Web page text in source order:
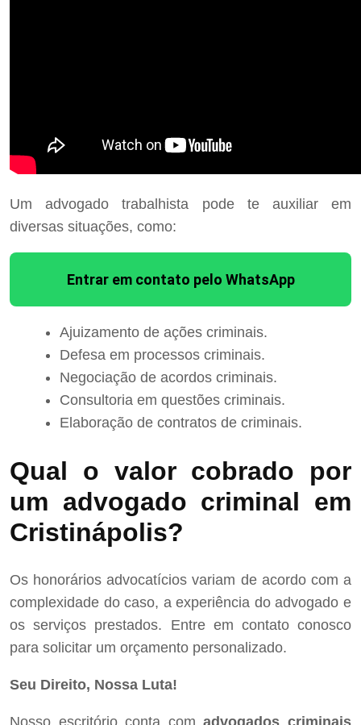
Um advogado trabalhista pode te auxiliar em
diversas situações, como:
Entrar em contato pelo WhatsApp
Ajuizamento de ações criminais.
Defesa em processos criminais.
Negociação de acordos criminais.
Consultoria em questões criminais.
Elaboração de contratos de criminais.
Qual o valor cobrado por
um advogado criminal em
Cristinápolis?
Os honorários advocatícios variam de acordo com a
complexidade do caso, a experiência do advogado e
os serviços prestados. Entre em contato conosco
para solicitar um orçamento personalizado.
Seu Direito, Nossa Luta!